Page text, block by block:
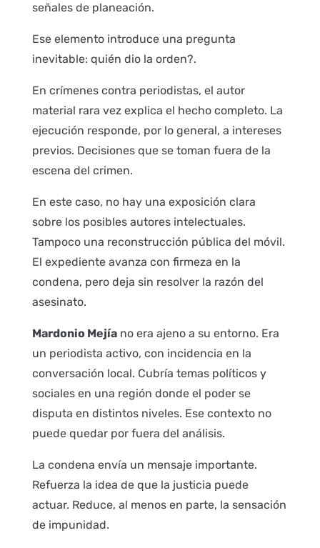
señales de planeación.
Ese elemento introduce una pregunta
inevitable: quién dio la orden?.
En crímenes contra periodistas, el autor
material rara vez explica el hecho completo. La
ejecución responde, por lo general, a intereses
previos. Decisiones que se toman fuera de la
escena del crimen.
En este caso, no hay una exposición clara
sobre los posibles autores intelectuales.
Tampoco una reconstrucción pública del móvil.
El expediente avanza con firmeza en la
condena, pero deja sin resolver la razón del
asesinato.
Mardonio Mejíano era ajeno a su entorno. Era
un periodista activo, con incidencia en la
conversación local. Cubría temas políticos y
sociales en una región donde el poder se
disputa en distintos niveles. Ese contexto no
puede quedar por fuera del análisis.
La condena envía un mensaje importante.
Refuerza la idea de que la justicia puede
actuar. Reduce, al menos en parte, la sensación
de impunidad.